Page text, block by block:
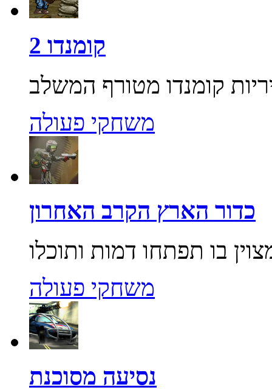
קומנדו 2
משחקי פעולה
כדור הארץ הקרב האחרון
משחקי פעולה
נסיעה מסוכנת